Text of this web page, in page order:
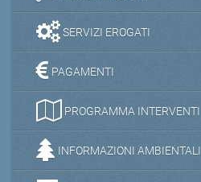
SERVIZI EROGATI
PAGAMENTI
PROGRAMMA INTERVENTI
INFORMAZIONI AMBIENTALI